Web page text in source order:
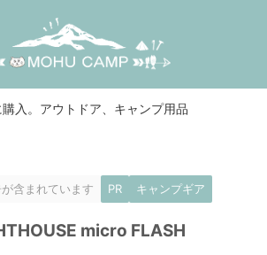
トドア、キャンプ用品
含まれています PR キャンプギア
micro FLASH